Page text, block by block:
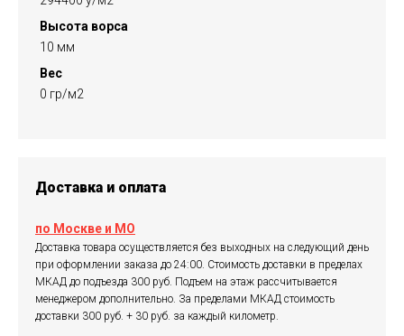
Высота ворса
10 мм
Вес
0 гр/м2
Доставка и оплата
по Москве и МО
Доставка товара осуществляется без выходных на следующий день
при оформлении заказа до 24:00. Стоимость доставки в пределах
МКАД до подъезда 300 руб. Подъем на этаж рассчитывается
менеджером дополнительно. За пределами МКАД стоимость
доставки 300 руб. + 30 руб. за каждый километр.